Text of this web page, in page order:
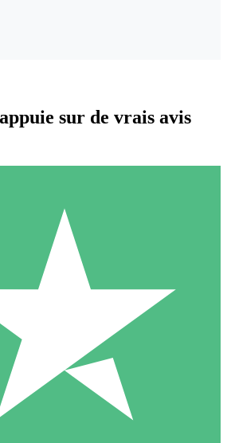
Crédits Individuels
des crédits de téléchargement. Sans
1 Téléchargement
10 00
sur de vrais avis